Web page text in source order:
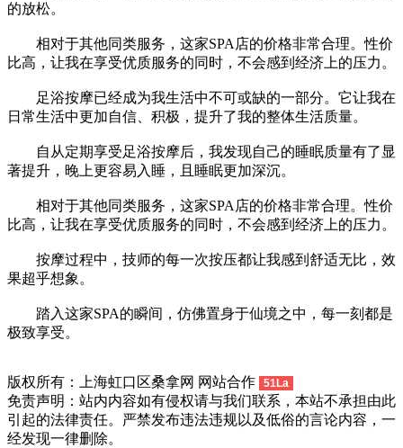
的放松。
相对于其他同类服务，这家SPA店的价格非常合理。性价
比高，让我在享受优质服务的同时，不会感到经济上的压力。
足浴按摩已经成为我生活中不可或缺的一部分。它让我在
日常生活中更加自信、积极，提升了我的整体生活质量。
自从定期享受足浴按摩后，我发现自己的睡眠质量有了显
著提升，晚上更容易入睡，且睡眠更加深沉。
相对于其他同类服务，这家SPA店的价格非常合理。性价
比高，让我在享受优质服务的同时，不会感到经济上的压力。
按摩过程中，技师的每一次按压都让我感到舒适无比，效
果超乎想象。
踏入这家SPA的瞬间，仿佛置身于仙境之中，每一刻都是
极致享受。
版权所有：上海虹口区桑拿网 网站合作 51La
免责声明：站内内容如有侵权请与我们联系，本站不承担由此
引起的法律责任。严禁发布违法违规以及低俗的言论内容，一
经发现一律删除。